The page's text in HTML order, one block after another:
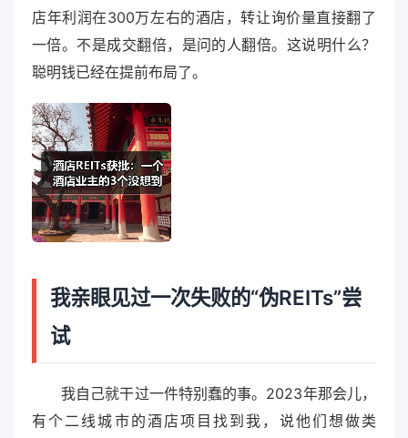
店年利润在300万左右的酒店，转让询价量直接翻了
一倍。不是成交翻倍，是问的人翻倍。这说明什么？
聪明钱已经在提前布局了。
我亲眼见过一次失败的“伪REITs”尝
试
我自己就干过一件特别蠢的事。2023年那会儿，
有个二线城市的酒店项目找到我，说他们想做类